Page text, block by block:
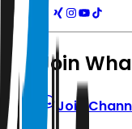
Join
Join